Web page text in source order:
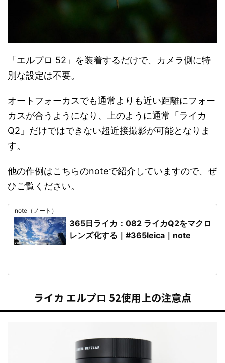
「エルプロ 52」を装着するだけで、カメラ側に特
別な設定は不要。
オートフォーカスでも通常よりも近い距離にフォー
カスが合うようになり、上のように通常「ライカ
Q2」だけではできない超近接撮影が可能となりま
す。
他の作例はこちらのnoteで紹介していますので、ぜ
ひご覧ください。
note（ノート）
365日ライカ：082 ライカQ2をマクロ
レンズ化する｜#365leica｜note
ライカ エルプロ 52使用上の注意点